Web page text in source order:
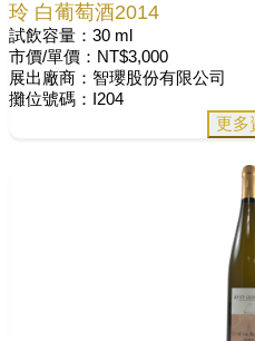
玲 白葡萄酒2014
試飲容量：30 ml
市價/單價：NT$3,000
展出廠商：智瓔股份有限公司
攤位號碼：I204
更多